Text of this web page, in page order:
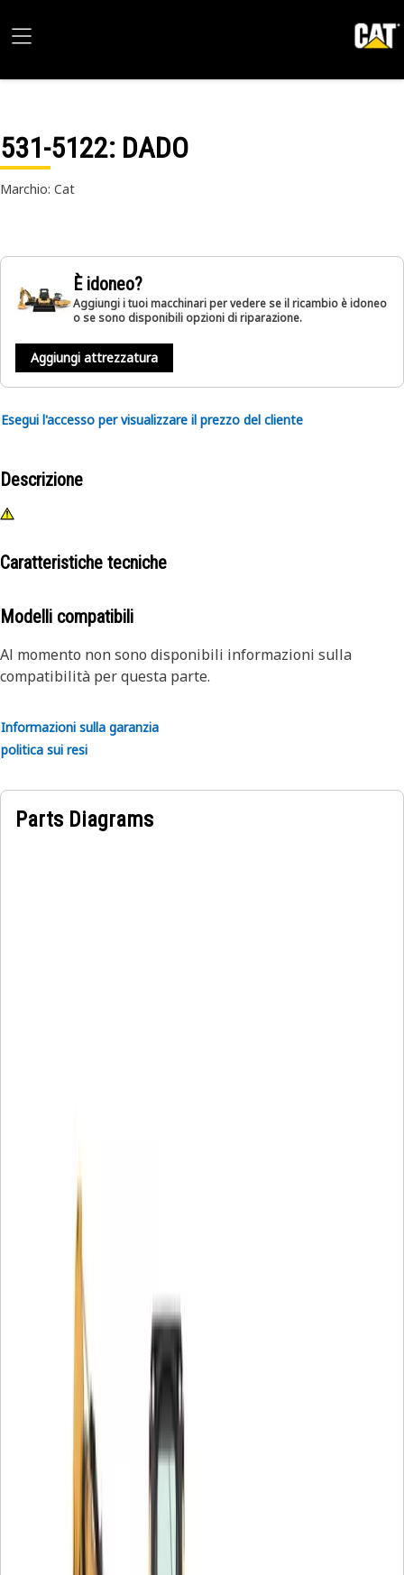
531-5122: DADO
Marchio: Cat
È idoneo?
Aggiungi i tuoi macchinari per vedere se il ricambio è idoneo
o se sono disponibili opzioni di riparazione.
Aggiungi attrezzatura
Esegui l'accesso per visualizzare il prezzo del cliente
Descrizione
Caratteristiche tecniche
Modelli compatibili
Al momento non sono disponibili informazioni sulla
compatibilità per questa parte.
Informazioni sulla garanzia
politica sui resi
Parts Diagrams